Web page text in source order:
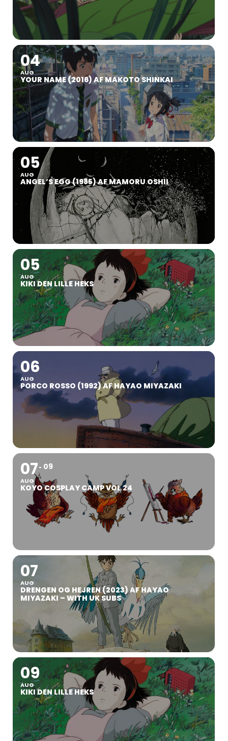
04
AUG
YOUR NAME (2016) AF MAKOTO SHINKAI
05
AUG
ANGEL’S EGG (1985) AF MAMORU OSHII
05
AUG
KIKI DEN LILLE HEKS
06
AUG
PORCO ROSSO (1992) AF HAYAO MIYAZAKI
07
AUG
09
KOYO COSPLAY CAMP VOL 24
07
AUG
DRENGEN OG HEJREN (2023) AF HAYAO
MIYAZAKI – WITH UK SUBS
09
AUG
KIKI DEN LILLE HEKS